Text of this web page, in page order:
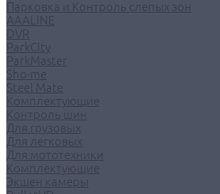
Парковка и Контроль слепых зон
AAALINE
DVR
ParkCity
ParkMaster
Sho-me
Steel Mate
Комплектующие
Контроль шин
Для грузовых
Для легковых
Для мототехники
Комплектующие
Экшен камеры